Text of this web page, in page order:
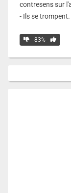
contresens sur
- Ils se trompent.
83%